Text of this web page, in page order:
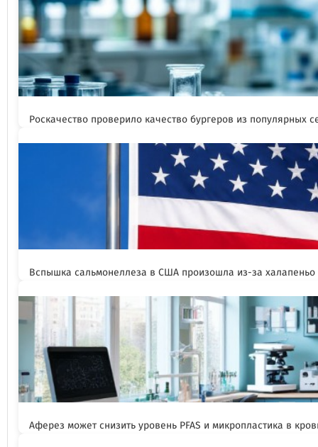
Роскачество проверило качество бургеров из популярных
Вспышка сальмонеллеза в США произошла из-за халапеньо
Аферез может снизить уровень PFAS и микропластика в